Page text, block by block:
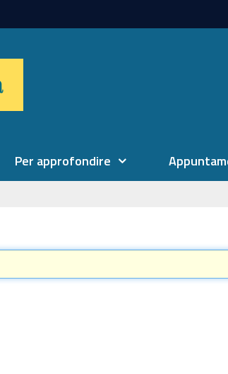
Per approfondire